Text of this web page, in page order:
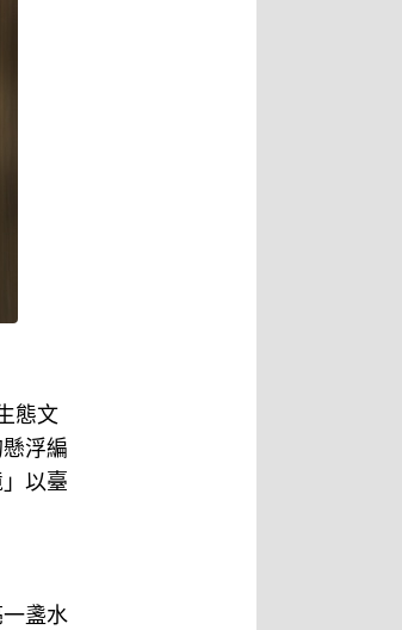
態文
浮編
以臺
盞水